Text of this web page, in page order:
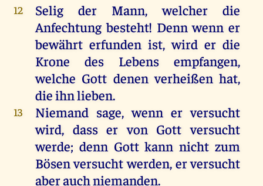
12
Selig der Mann, welcher die
Anfechtung besteht! Denn wenn er
bewährt erfunden ist, wird er die
Krone des Lebens empfangen,
welche Gott denen verheißen hat,
die ihn lieben.
13
Niemand sage, wenn er versucht
wird, dass er von Gott versucht
werde; denn Gott kann nicht zum
Bösen versucht werden, er versucht
aber auch niemanden.